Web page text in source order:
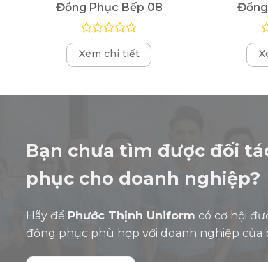
Đồng Phục Bếp 08
Được
xếp
hạng
Xem chi tiết
Đồng
Bạn chưa tìm được đối
phục cho doanh nghiệp?
Hãy để Phước Thịnh Uniform có cơ hội
đồng phục phù hợp với doanh nghiệp của